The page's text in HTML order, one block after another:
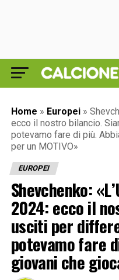
Home » Europei »
ecco il nostro bilancio.
potevamo fare di più.
per un MOTIVO»
EUROPEI
Shevchenko:
2024: ecco il
usciti per
potevamo fare
giovani che